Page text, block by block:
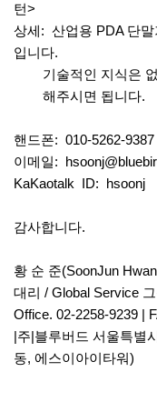
턴>
상세: 산업용 PDA 단
입니다.
기술적인 지식은 없
해주시면 됩니다.
핸드폰: 010-5262-
이메일:
KaKaotalk ID: hsoonj
감사합니다.
황 순 준(SoonJun
대리 / Global Service
Office. 02-2258-9239 |
|주|블루버드 서울특별
동, 에스이아이타워)